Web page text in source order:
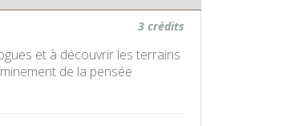
3 crédits
et à découvrir les terrains
de la pensée